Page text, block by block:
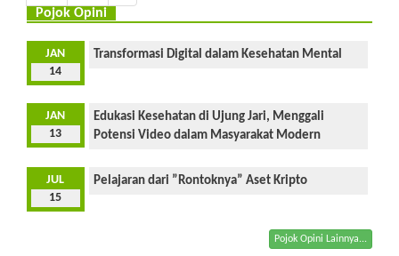
Pojok Opini
JAN
14
Transformasi Digital dalam Kesehatan Mental
JAN
13
Edukasi Kesehatan di Ujung Jari, Menggali
Potensi Video dalam Masyarakat Modern
JUL
15
Pelajaran dari ”Rontoknya” Aset Kripto
Pojok Opini Lainnya...